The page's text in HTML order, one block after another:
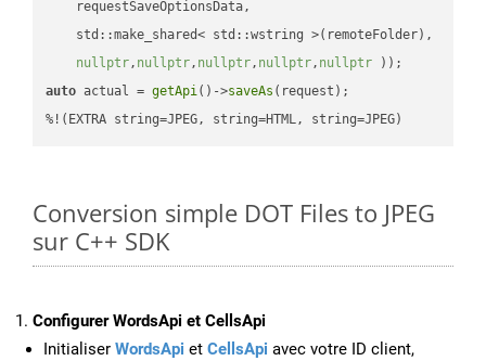
    requestSaveOptionsData,
    std::make_shared< std::wstring >(remoteFolder),
nullptr, nullptr, nullptr, nullptr, nullptr ))
auto actual = getApi()->saveAs (request);
%!(EXTRA string=JPEG, string=HTML, string=JPEG)
Conversion simple DOT Files to JPEG
sur C++ SDK
Configurer WordsApi et CellsApi
Initialiser WordsApi et CellsApi avec votre ID client,